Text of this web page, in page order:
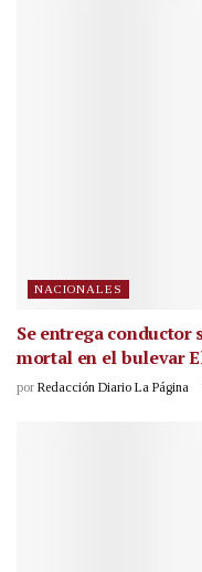
NACIONALES
Se entrega conductor
mortal en el bulevar
por Redacción Diario La Página